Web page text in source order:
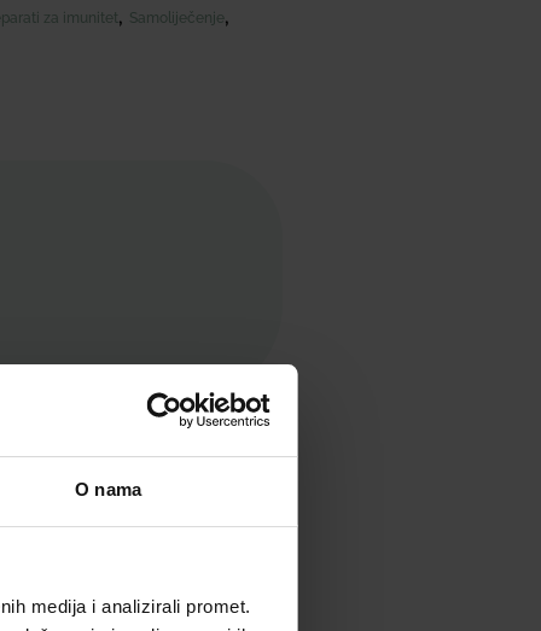
O nama
medija i analizirali promet.
za imunitet, Samoliječenje,